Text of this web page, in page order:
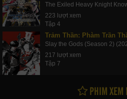
The Exiled Heavy Knight
223 lượt xem
Tập 4
Trảm Thần: Phàm Trần
Slay the Gods (Season 2)
217 lượt xem
Tập 7
PHIM XEM